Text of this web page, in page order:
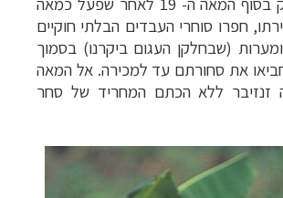
חפרו סוחרי העבדים הבלתי חוקיים
(שבחלקן העגום ביקרנו) בסמוך
את סחורתם עד למכירה. אל המאה
זנזיבר ללא הכתם המחריד של סחר